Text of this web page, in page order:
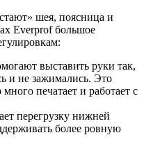
шея, поясница и
Everprof большое
выставить руки так,
и не зажимались. Это
печатает и работает с
перегрузку нижней
более ровную